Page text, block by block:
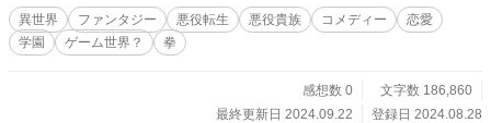
毎日声を聞かないと死んでしまうほど好きだった推しキャラも、自身と同じくゲ
ーム中盤で魔物に殺されてしまう。 ゲームでは救えなかった推しキャラを救う
ためにも、主人公は強くなろうと決心した。 主人公は細マッチョ大好きなメイ
鍛え、お世辞にも才能があるとは言えない魔法を駆使し、前世の知識も活かしな
がら。 強くなるためなら使えるモノは何でも使う。 全ては自分と推しキャラを
異世界 ファンタジー 悪役転生 悪役貴族 コメディー
恋愛
学園
ゲーム世界？ 拳
感想数 0
文字数 186,860
最終更新日 2024.09.22
登録日 2024.08.28